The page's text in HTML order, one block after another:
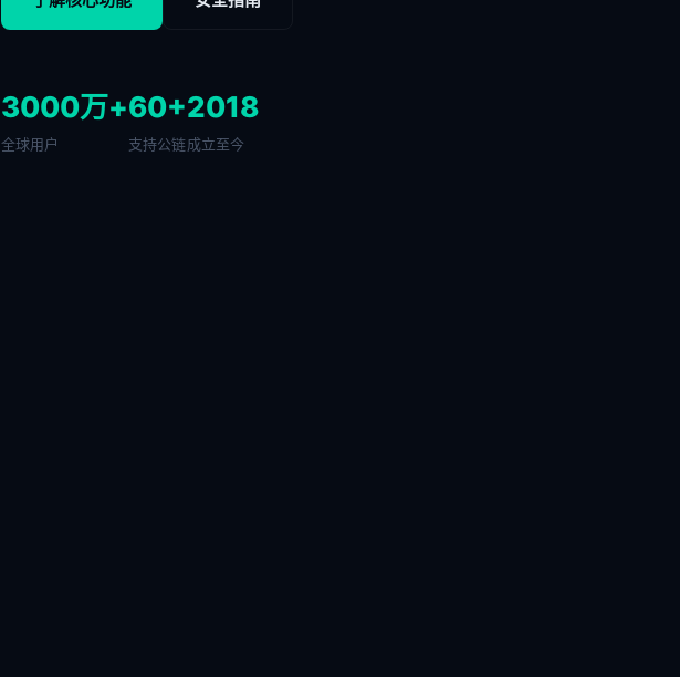
3000万+
全球用户
60+
支持公链
2018
成立至今